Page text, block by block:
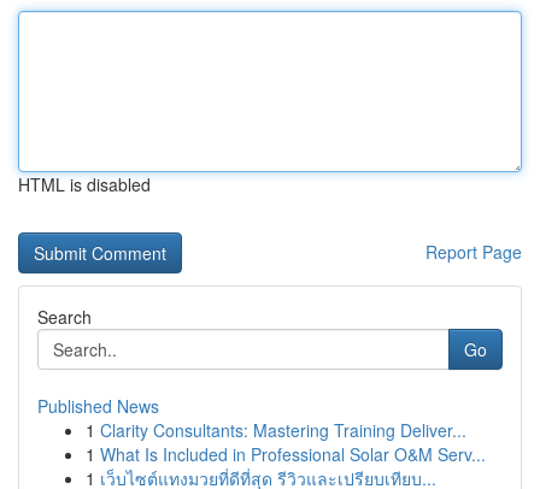
HTML is disabled
Report Page
Search
Go
Published News
1 Clarity Consultants: Mastering Training Deliver...
1 What Is Included in Professional Solar O&M Serv...
1 เว็บไซต์แทงมวยที่ดีที่สุด รีวิวและเปรียบเทียบ...